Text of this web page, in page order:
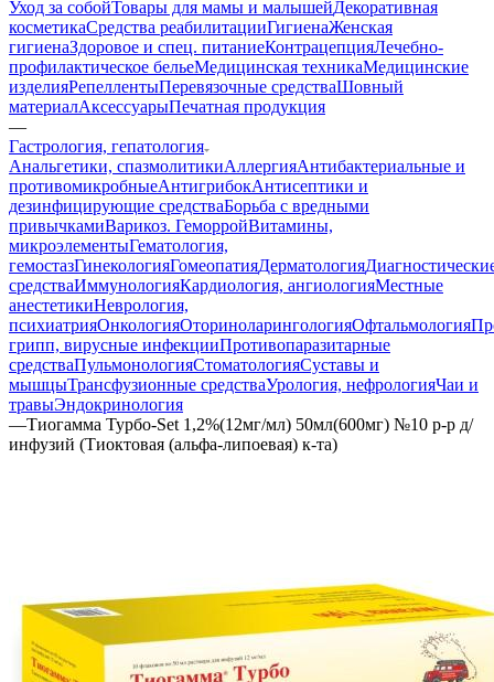
Уход за собойТовары для мамы и малышейДекоративная
косметикаСредства реабилитацииГигиенаЖенская
гигиенаЗдоровое и спец. питаниеКонтрацепцияЛечебно-
профилактическое бельеМедицинская техникаМедицинские
изделияРепеллентыПеревязочные средстваШовный
материалАксессуарыПечатная продукция
—
Гастрология, гепатология
Анальгетики, спазмолитикиАллергияАнтибактериальные и
противомикробныеАнтигрибокАнтисептики и
дезинфицирующие средстваБорьба с вредными
привычкамиВарикоз. ГеморройВитамины,
микроэлементыГематология,
гемостазГинекологияГомеопатияДерматология
средстваИммунологияКардиология, ангиологияМестные
анестетикиНеврология,
психиатрияОнкологияОториноларингологияОфтальмология
грипп, вирусные инфекцииПротивопаразитарные
средстваПульмонологияСтоматологияСуставы и
мышцыТрансфузионные средстваУрология, нефрологияЧаи и
травыЭндокринология
—Тиогамма Турбо-Set 1,2%(12мг/мл) 50мл(600мг) №10 р-р д/
инфузий (Тиоктовая (альфа-липоевая) к-та)